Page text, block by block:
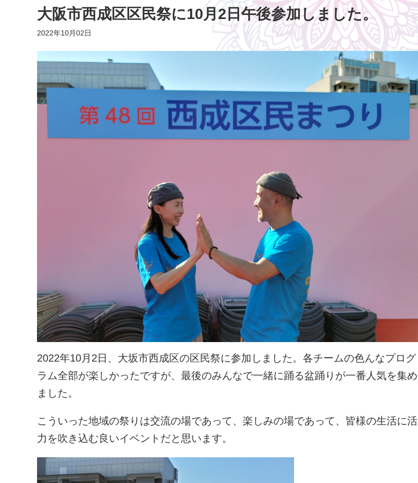
大阪市西成区区民祭に10月2日午後参加しました。
2022年10月02日
2022年10月2日、大坂市西成区の区民祭に参加しました。各チームの色んなプログ
ラム全部が楽しかったですが、最後のみんなで一緒に踊る盆踊りが一番人気を集め
ました。
こういった地域の祭りは交流の場であって、楽しみの場であって、皆様の生活に活
力を吹き込む良いイベントだと思います。